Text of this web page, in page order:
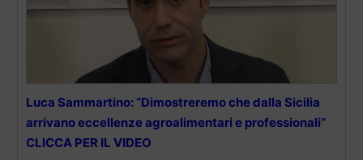
Luca Sammartino: “Dimostreremo che dalla Sicilia
arrivano eccellenze agroalimentari e professionali”
CLICCA PER IL VIDEO